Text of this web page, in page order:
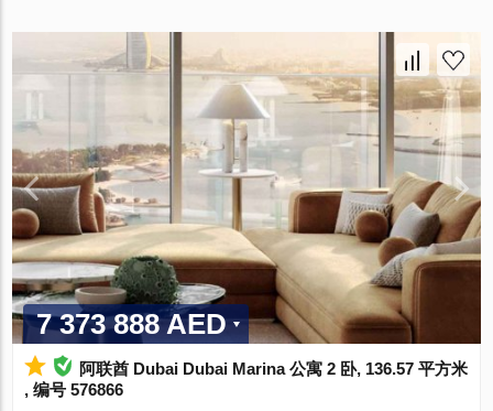
7 373 888 AED
阿联酋 Dubai Dubai Marina 公寓 2 卧, 136.57 平方米
, 编号 576866